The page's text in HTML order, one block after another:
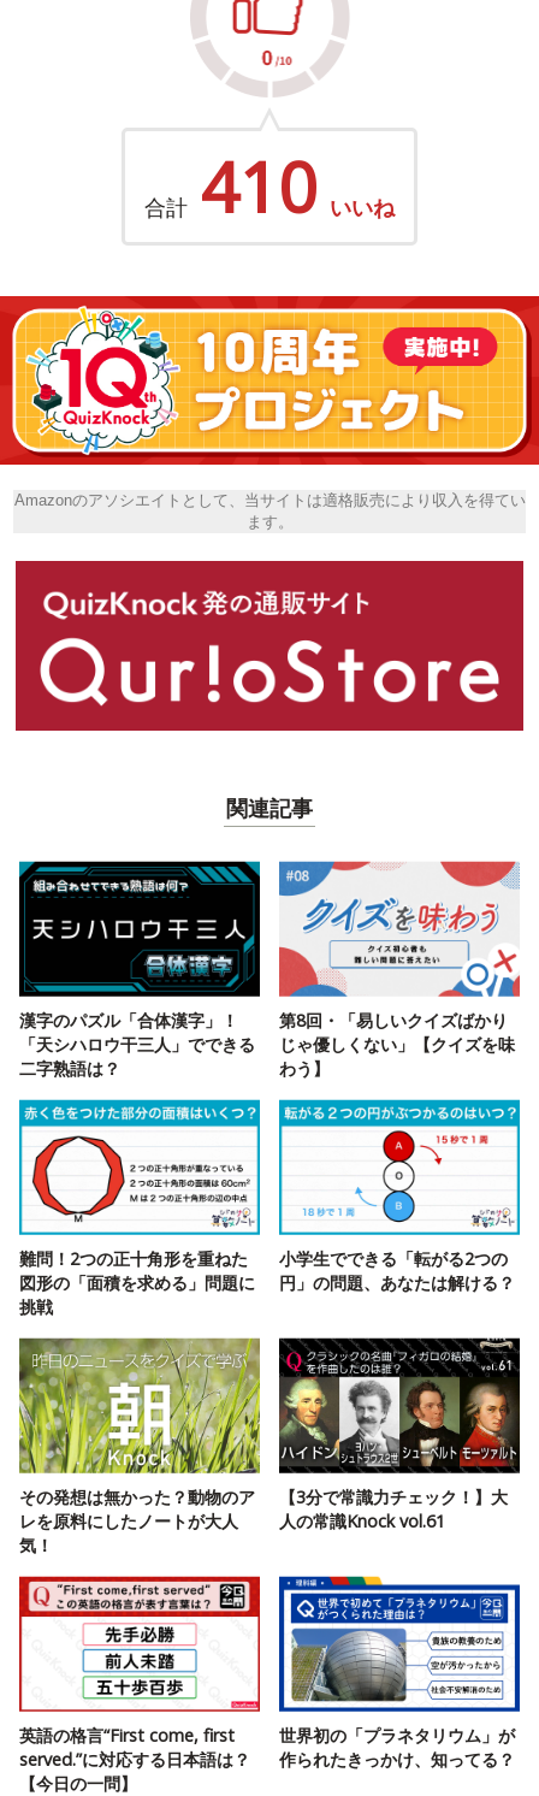
合計 410 いいね
Amazonのアソシエイトとして、当サイトは適格販売により収入を得てい
ます。
関連記事
漢字のパズル「合体漢字」！
「天シハロウ干三人」でできる
二字熟語は？
第8回・「易しいクイズばかり
じゃ優しくない」【クイズを味
わう】
難問！2つの正十角形を重ねた
図形の「面積を求める」問題に
挑戦
小学生でできる「転がる2つの
円」の問題、あなたは解ける？
その発想は無かった？動物のア
レを原料にしたノートが大人
気！
【3分で常識力チェック！】大
人の常識Knock vol.61
英語の格言“First come, first
served.”に対応する日本語は？
【今日の一問】
世界初の「プラネタリウム」が
作られたきっかけ、知ってる？